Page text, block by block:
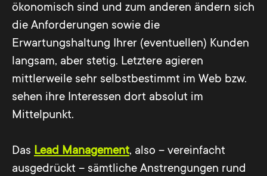
ökonomisch sind und zum anderen ändern sich
die Anforderungen sowie die
Erwartungshaltung Ihrer (eventuellen) Kunden
langsam, aber stetig. Letztere agieren
mittlerweile sehr selbstbestimmt im Web bzw.
sehen ihre Interessen dort absolut im
Mittelpunkt.
Das Lead Management, also – vereinfacht
ausgedrückt – sämtliche Anstrengungen rund